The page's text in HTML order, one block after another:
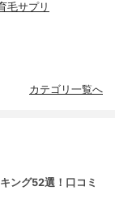
毛サプリ
カテゴリ一覧へ
ング52選！口コミ